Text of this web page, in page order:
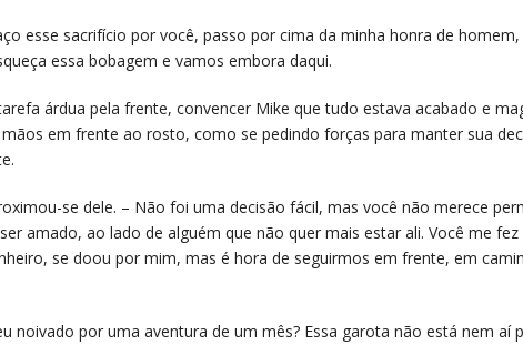
esse sacrifício por você, passo por cima da minha honra de
essa bobagem e vamos embora daqui.
árdua pela frente, convencer Mike que tudo estava acabado e
em frente ao rosto, como se pedindo forças para manter sua
se dele. – Não foi uma decisão fácil, mas você não merece
amado, ao lado de alguém que não quer mais estar ali. Você me
se doou por mim, mas é hora de seguirmos em frente, em
noivado por uma aventura de um mês? Essa garota não está nem aí